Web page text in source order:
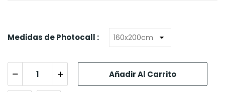
Medidas de Photocall :
Añadir Al Carrito